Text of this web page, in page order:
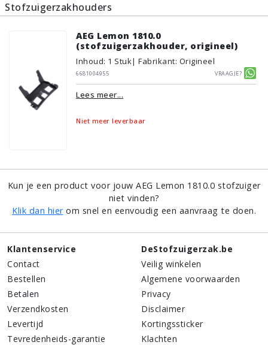
Stofzuigerzakhouders
AEG Lemon 1810.0
(stofzuigerzakhouder, origineel)
Inhoud: 1 Stuk| Fabrikant: Origineel
6681004955
Vraagje?
Lees meer...
Niet meer leverbaar
Kun je een product voor jouw AEG Lemon 1810.0 stofzuiger
niet vinden?
Klik dan hierom snel en eenvoudig een aanvraag te doen.
Klantenservice
Contact
Bestellen
Betalen
Verzendkosten
Levertijd
Tevredenheids-garantie
DeStofzuigerzak.be
Veilig winkelen
Algemene voorwaarden
Privacy
Disclaimer
Kortingssticker
Klachten